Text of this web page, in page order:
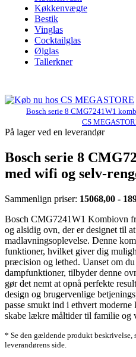
Køkkenvægte
Bestik
Vinglas
Cocktailglas
Ølglas
Tallerkner
Bosch serie 8 CMG7241W1
CS
På lager ved en leverandør
Bosch serie 8
med wifi og selv-
Sammenlign priser: 15068,00 -
Bosch CMG7241W1 Kombiovn
og alsidig ovn, der er designet til
madlavningsoplevelse. Denne
funktioner, hvilket giver dig
præcision og lethed. Uanset om
dampfunktioner, tilbyder denne
gør det nemt at opnå perfekte
design og brugervenlige
passe smukt ind i ethvert
skabe lækre måltider til familie og
* Se den gældende produkt beskrivelse,
leverandørens side.